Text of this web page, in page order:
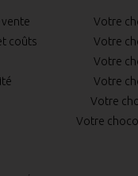
coûts
Votre
Votre
Votre
Votre
Votre
Votre